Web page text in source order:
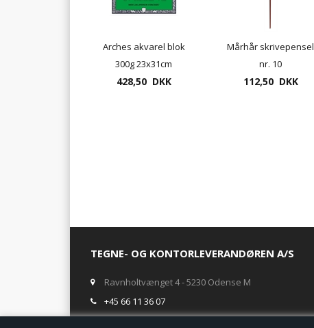
Arches akvarel blok
300g 23x31cm
20ark/blok
428,50 DKK
Mårhår skrivepensel
nr. 10
112,50 DKK
TEGNE- OG KONTORLEVERANDØREN A/S
Ravnholtvænget 4 - 5230 Odense M
+45 66 11 36 07
salg@tegneogkontor.dk